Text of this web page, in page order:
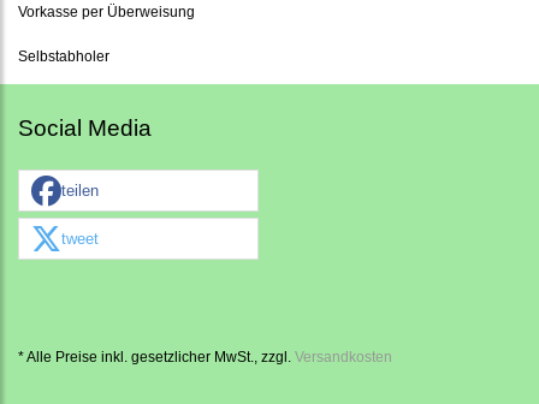
Vorkasse per Überweisung
Selbstabholer
Social Media
teilen
tweet
* Alle Preise inkl. gesetzlicher MwSt., zzgl. Versandkosten